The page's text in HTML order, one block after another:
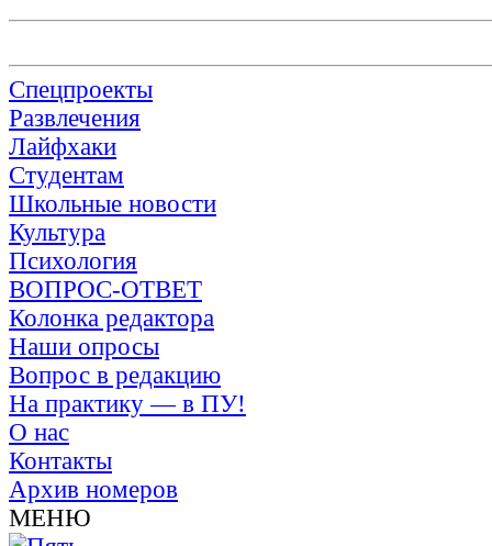
Спецпроекты
Развлечения
Лайфхаки
Студентам
Школьные новости
Культура
Психология
ВОПРОС-ОТВЕТ
Колонка редактора
Наши опросы
Вопрос в редакцию
На практику — в ПУ!
О нас
Контакты
Архив номеров
МЕНЮ